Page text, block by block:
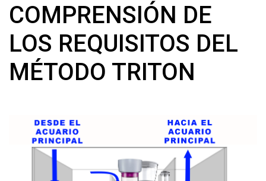
COMPRENSIÓN DE
LOS REQUISITOS DEL
MÉTODO TRITON